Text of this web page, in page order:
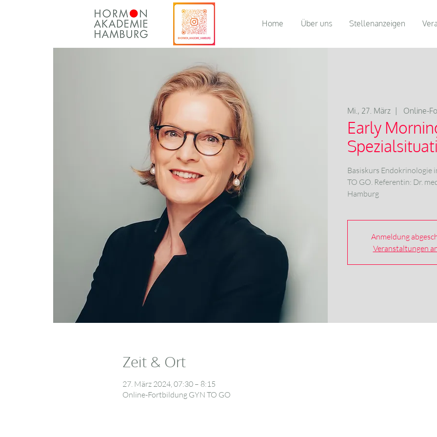
Home Über uns Stellenanzeigen
Mi., 27. März Online-
Early
Basiskurs Endokrinologie
TO GO. Referentin: Dr.
Hamburg
Anmeldung
Veranstaltungen
Zeit & Ort
27. März 2024, 07:30 – 8:15
Online-Fortbildung GYN TO GO